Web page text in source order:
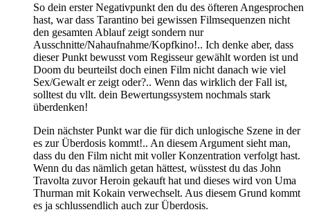
So dein erster Negativpunkt den du des öfteren Angesprochen
hast, war dass Tarantino bei gewissen Filmsequenzen nicht
den gesamten Ablauf zeigt sondern nur
Ausschnitte/Nahaufnahme/Kopfkino!.. Ich denke aber, dass
dieser Punkt bewusst vom Regisseur gewählt worden ist und
Doom du beurteilst doch einen Film nicht danach wie viel
Sex/Gewalt er zeigt oder?.. Wenn das wirklich der Fall ist,
solltest du vllt. dein Bewertungssystem nochmals stark
überdenken!
Dein nächster Punkt war die für dich unlogische Szene in der
es zur Überdosis kommt!.. An diesem Argument sieht man,
dass du den Film nicht mit voller Konzentration verfolgt hast.
Wenn du das nämlich getan hättest, wüsstest du das John
Travolta zuvor Heroin gekauft hat und dieses wird von Uma
Thurman mit Kokain verwechselt. Aus diesem Grund kommt
es ja schlussendlich auch zur Überdosis.